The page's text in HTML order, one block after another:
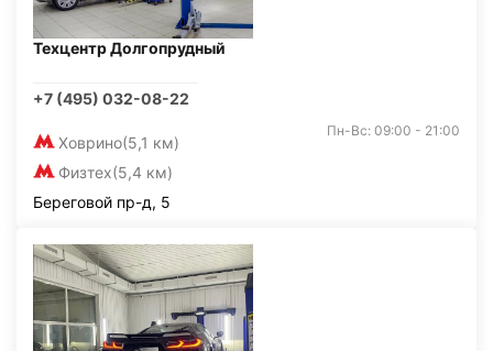
Техцентр Долгопрудный
+7 (495) 032-08-22
Ховрино(5,1 км)
Физтех(5,4 км)
Пн-Вс: 09:00 - 21:00
Береговой пр-д, 5